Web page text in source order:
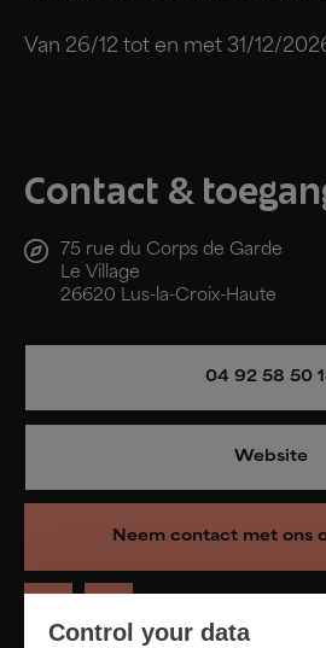
Van 26/12 tot en met 31/12/
Contact &
75 rue du Corps de Garde
Le Village
26620 Lus-la-Croix-Haute
04 92 58 50
Website
Neem contact met ons
Control your data